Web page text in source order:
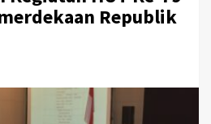
Republik